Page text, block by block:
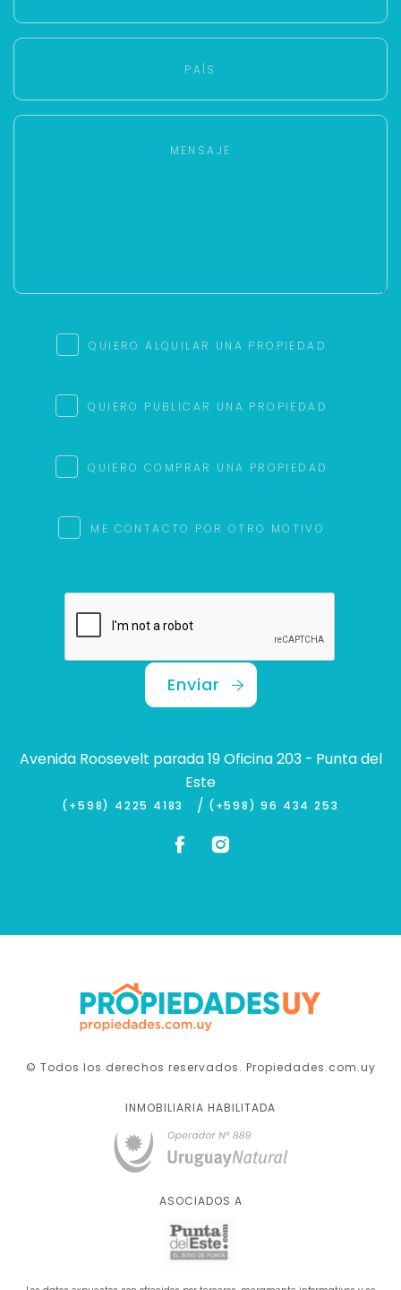
QUIERO ALQUILAR UNA PROPIEDAD
QUIERO PUBLICAR UNA PROPIEDAD
QUIERO COMPRAR UNA PROPIEDAD
ME CONTACTO POR OTRO MOTIVO
Enviar
Avenida Roosevelt parada 19 Oficina 203 - Punta del
Este
(+598) 4225 4183 / (+598) 96 434 253
© Todos los derechos reservados. Propiedades.com.uy
INMOBILIARIA HABILITADA
ASOCIADOS A